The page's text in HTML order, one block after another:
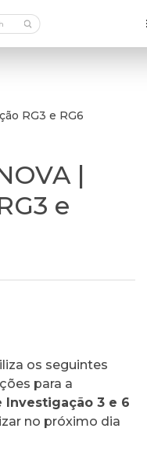
RG3 e RG6
|
e
os seguintes
para a
Investigação 3 e 6
no próximo dia